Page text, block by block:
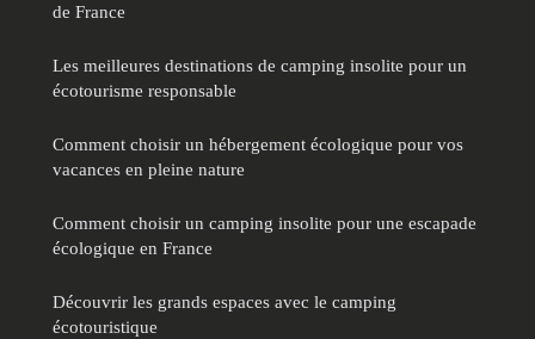
de France
Les meilleures destinations de camping insolite pour un
écotourisme responsable
Comment choisir un hébergement écologique pour vos
vacances en pleine nature
Comment choisir un camping insolite pour une escapade
écologique en France
Découvrir les grands espaces avec le camping
écotouristique